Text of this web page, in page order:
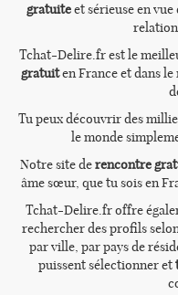
gratuiteet sérieuse en
Tchat-Delire.fr est le
gratuiten France et dans
Tu peux découvrir des
le monde
Notre site derencontre
âme sœur, que tu sois en
Tchat-Delire.fr offre
rechercher des profils
par ville, par pays de
puissent sélectionner et